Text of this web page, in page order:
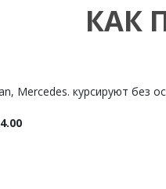
КАК
Mercedes. курсируют без